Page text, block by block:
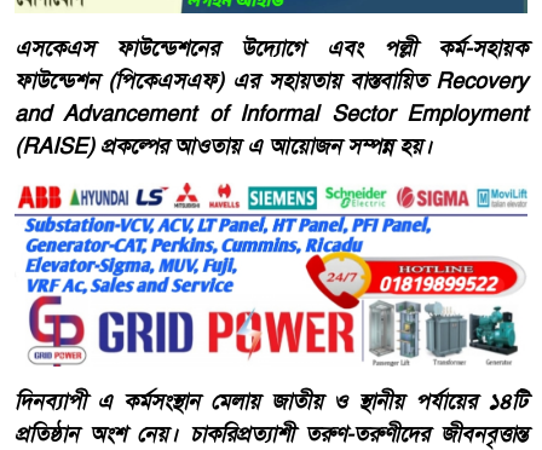
এসকেএস ফাউন্ডেশনের উদ্যোগে এবং পল্লী কর্ম-সহায়ক
ফাউন্ডেশন (পিকেএসএফ) এর সহায়তায় বাস্তবায়িত Recovery
and Advancement of Informal Sector Employment
(RAISE) প্রকল্পের আওতায় এ আয়োজন সম্পন্ন হয়।
দিনব্যাপী এ কর্মসংস্থান মেলায় জাতীয় ও স্থানীয় পর্যায়ের ১৪টি
প্রতিষ্ঠান অংশ নেয়। চাকরিপ্রত্যাশী তরুণ-তরুণীদের জীবনবৃত্তান্ত